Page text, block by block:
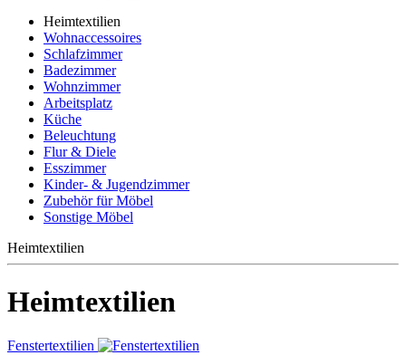
Heimtextilien
Wohnaccessoires
Schlafzimmer
Badezimmer
Wohnzimmer
Arbeitsplatz
Küche
Beleuchtung
Flur & Diele
Esszimmer
Kinder- & Jugendzimmer
Zubehör für Möbel
Sonstige Möbel
Heimtextilien
Heimtextilien
Fenstertextilien